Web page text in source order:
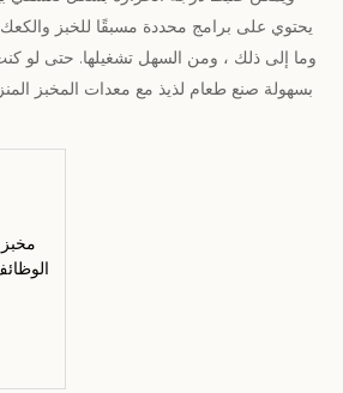
يحتوي على برامج محددة مسبقًا للخبز
وما إلى ذلك ، ومن السهل تشغيلها. حتى لو
بسهولة صنع طعام لذيذ مع معدات المخبز